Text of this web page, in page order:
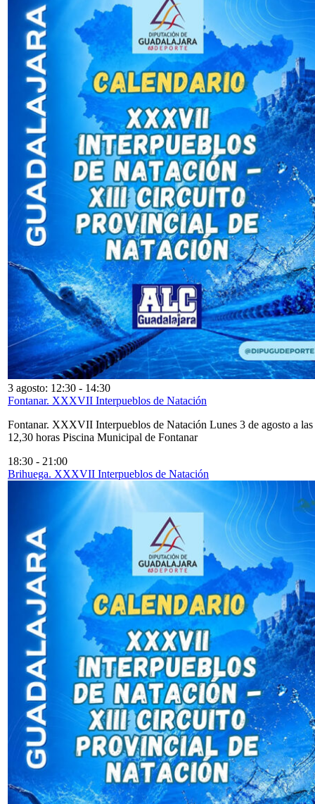
3 agosto: 12:30 - 14:30
Fontanar. XXXVII Interpueblos de Natación
Fontanar. XXXVII Interpueblos de Natación Lunes 3 de agosto a las
12,30 horas Piscina Municipal de Fontanar
18:30 - 21:00
Brihuega. XXXVII Interpueblos de Natación